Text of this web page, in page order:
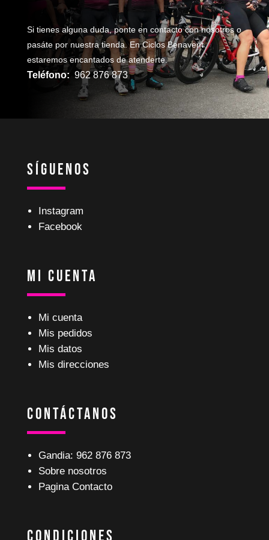
Si tienes alguna duda, ponte en contacto con nosotros o
pasáte por nuestra tienda. En Ciclos Benavent
estaremos encantados de atenderte.
Teléfono: 962 876 873
Síguenos
Instagram
Facebook
Mi Cuenta
Mi cuenta
Mis pedidos
Mis datos
Mis direcciones
Contáctanos
Gandia: 962 876 873
Sobre nosotros
Pagina Contacto